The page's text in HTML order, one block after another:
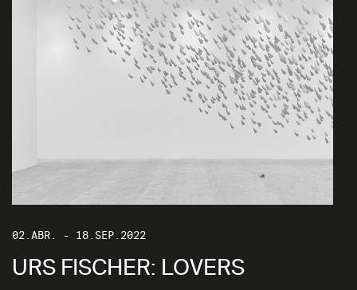
02.ABR. - 18.SEP.2022
URS FISCHER: LOVERS